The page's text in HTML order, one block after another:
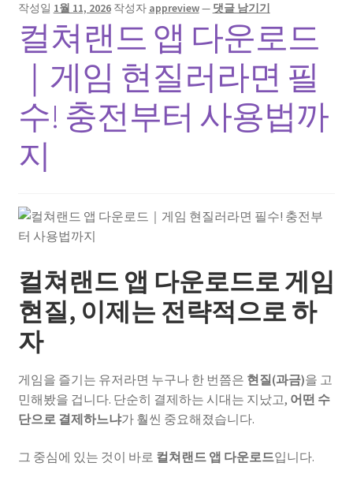
작성일 1월 11, 2026 작성자 appreview— 댓글 남기기
컬쳐랜드 앱 다운로드
｜게임 현질러라면 필
수! 충전부터 사용법까
지
컬쳐랜드 앱 다운로드로 게임
현질, 이제는 전략적으로 하
자
게임을 즐기는 유저라면 누구나 한 번쯤은 현질(과금)을 고
민해봤을 겁니다. 단순히 결제하는 시대는 지났고, 어떤 수
단으로 결제하느냐가 훨씬 중요해졌습니다.
그 중심에 있는 것이 바로 컬쳐랜드 앱 다운로드입니다.